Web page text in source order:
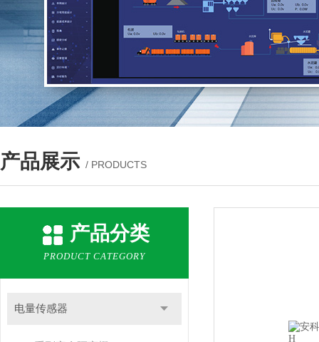
产品展示 / PRODUCTS
产品分类
PRODUCT CATEGORY
电量传感器